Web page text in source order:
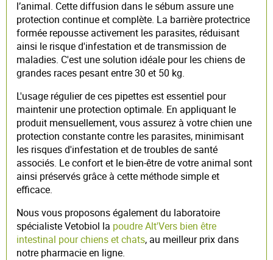
l’animal. Cette diffusion dans le sébum assure une
protection continue et complète. La barrière protectrice
formée repousse activement les parasites, réduisant
ainsi le risque d'infestation et de transmission de
maladies. C'est une solution idéale pour les chiens de
grandes races pesant entre 30 et 50 kg.
L'usage régulier de ces pipettes est essentiel pour
maintenir une protection optimale. En appliquant le
produit mensuellement, vous assurez à votre chien une
protection constante contre les parasites, minimisant
les risques d'infestation et de troubles de santé
associés. Le confort et le bien-être de votre animal sont
ainsi préservés grâce à cette méthode simple et
efficace.
Nous vous proposons également du laboratoire
spécialiste Vetobiol la poudre Alt'Vers bien être
intestinal pour chiens et chats, au meilleur prix dans
notre pharmacie en ligne.